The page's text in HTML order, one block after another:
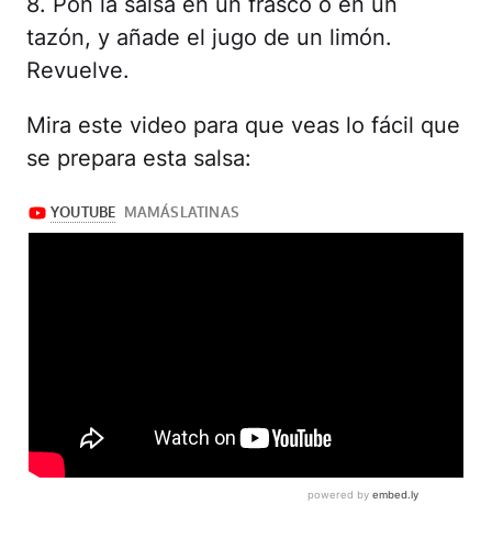
tazón, y añade el jugo de un limón.
Revuelve.
Mira este video para que veas lo fácil que
se prepara esta salsa: